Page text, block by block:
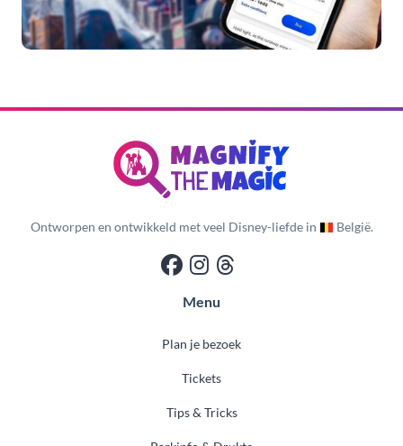
Ontworpen en ontwikkeld met veel Disney-liefde in België.
Menu
Plan je bezoek
Tickets
Tips & Tricks